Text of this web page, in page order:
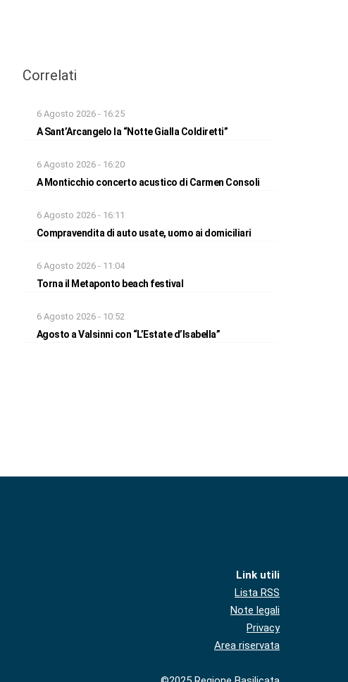
Correlati
6 Agosto 2026 - 16:25
A Sant’Arcangelo la “Notte Gialla Coldiretti”
6 Agosto 2026 - 16:20
A Monticchio concerto acustico di Carmen Consoli
6 Agosto 2026 - 16:11
Compravendita di auto usate, uomo ai domiciliari
6 Agosto 2026 - 11:04
Torna il Metaponto beach festival
6 Agosto 2026 - 10:52
Agosto a Valsinni con “L’Estate d’Isabella”
Link utili
Lista RSS
Note legali
Privacy
Area riservata